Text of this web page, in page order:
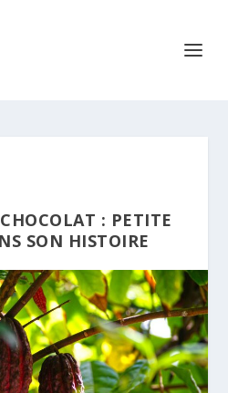
: PETITE
SON HISTOIRE